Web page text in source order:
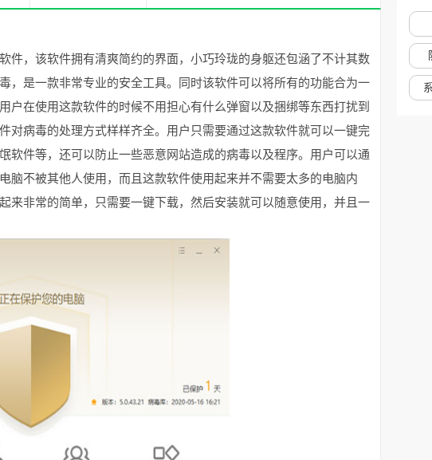
件，该软件拥有清爽简约的界面，小巧玲珑的身躯还包涵了不计其数
，是一款非常专业的安全工具。同时该软件可以将所有的功能合为一
在使用这款软件的时候不用担心有什么弹窗以及捆绑等东西打扰到
对病毒的处理方式样样齐全。用户只需要通过这款软件就可以一键完
软件等，还可以防止一些恶意网站造成的病毒以及程序。用户可以通
脑不被其他人使用，而且这款软件使用起来并不需要太多的电脑内
来非常的简单，只需要一键下载，然后安装就可以随意使用，并且一